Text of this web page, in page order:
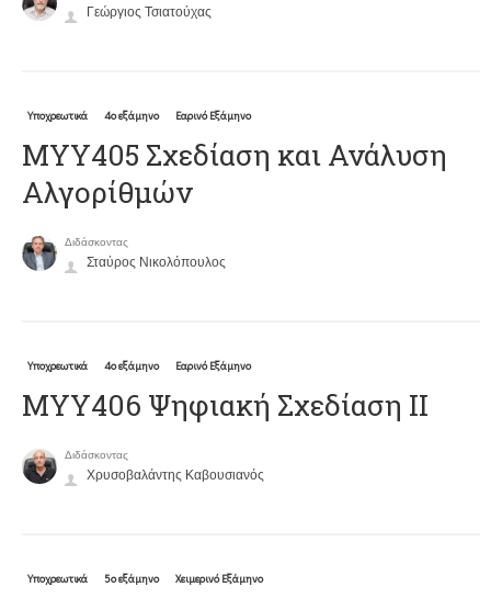
Γεώργιος Τσιατούχας
Υποχρεωτικά 4ο εξάμηνο Εαρινό Εξάμηνο
ΜΥΥ405 Σχεδίαση και Ανάλυση
Αλγορίθμών
Διδάσκοντας
Σταύρος Νικολόπουλος
Υποχρεωτικά 4ο εξάμηνο Εαρινό Εξάμηνο
ΜΥΥ406 Ψηφιακή Σχεδίαση ΙΙ
Διδάσκοντας
Χρυσοβαλάντης Καβουσιανός
Υποχρεωτικά 5ο εξάμηνο Χειμερινό Εξάμηνο